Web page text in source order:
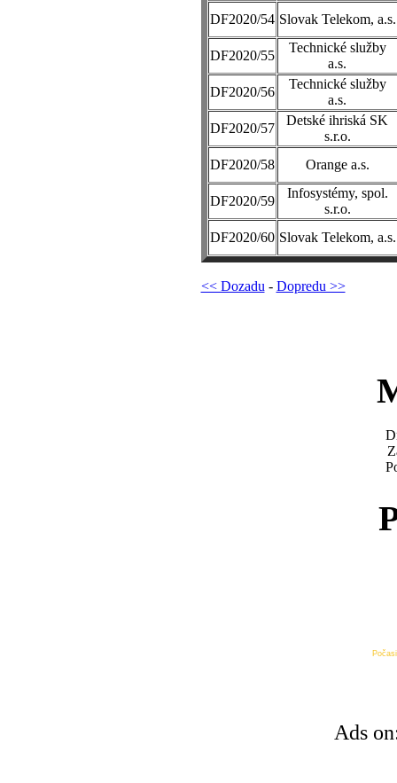
DF2020/54 Slovak Telekom, a.s.
DF2020/55
Technické služby
a.s.
DF2020/56
Technické služby
a.s.
DF2020/57
Detské ihriská SK
s.r.o.
DF2020/58
Orange a.s.
DF2020/59
Infosystémy, spol.
s.r.o.
DF2020/60 Slovak Telekom, a.s.
<< Dozadu - Dopredu >>
Ads